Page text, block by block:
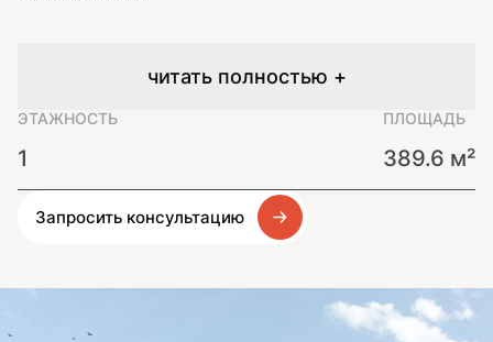
читать полностью +
ЭТАЖНОСТЬ
1
ПЛОЩАДЬ
389.6 м²
Запросить консультацию